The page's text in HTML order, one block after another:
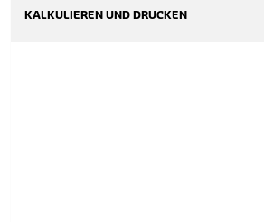
KALKULIEREN UND DRUCKEN